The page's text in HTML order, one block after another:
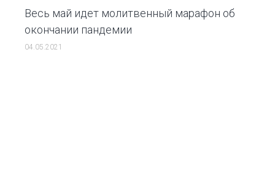
Весь май идет молитвенный марафон об
окончании пандемии
04.05.2021